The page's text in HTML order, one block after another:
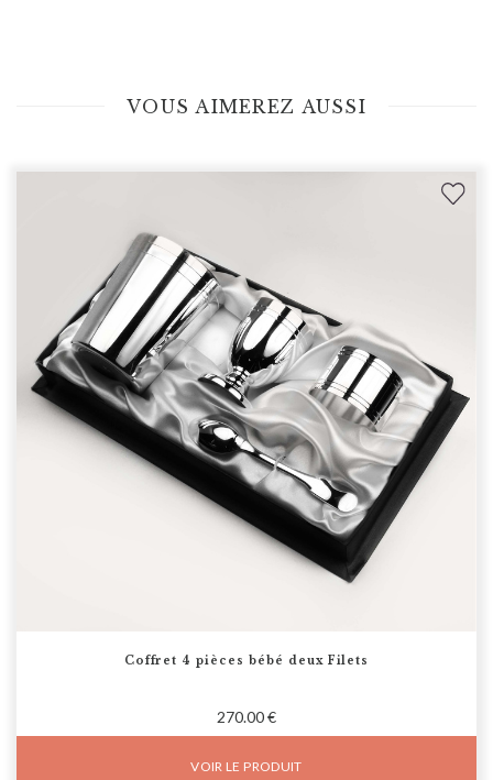
VOUS AIMEREZ AUSSI
Coffret 4 pièces bébé deux Filets
270.00 €
VOIR LE PRODUIT